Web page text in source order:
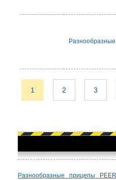
1 2 3
Разнообразные прицепы